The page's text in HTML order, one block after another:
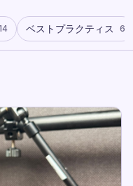
ベストプラクティス 6